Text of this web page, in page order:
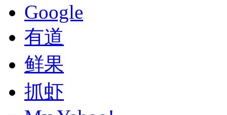
Google
有道
鲜果
抓虾